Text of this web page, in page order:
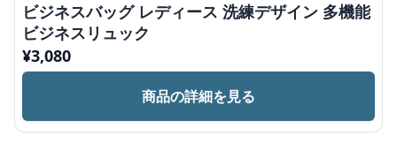
ビジネスバッグ レディース 洗練デザイン 多機能
ビジネスリュック
¥3,080
商品の詳細を見る